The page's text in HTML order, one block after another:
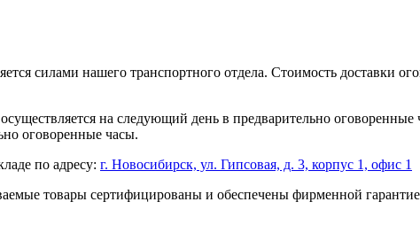
силами нашего транспортного отдела. Стоимость доставки
на следующий день в предварительно
оговоренные часы.
по адресу: г. Новосибирск, ул. Гипсовая, д. 3, корпус 1, офис 1
товары сертифицированы и обеспечены фирменной